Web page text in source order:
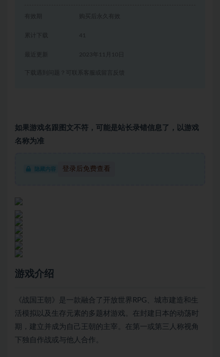
有效期 购买后永久有效
累计下载 41
2023年11月10日
下载遇到问题？可联系客服或留言反馈
如果游戏名跟图文不符，可能是站长录错信息了，以游戏
名称为准
隐藏内容 登录后免费查看
游戏介绍
《战国王朝》是一款融合了开放世界RPG、城市建造和生
活模拟以及生存元素的多题材游戏。在封建日本的动荡时
期，建立并成为自己王朝的主宰。在第一或第三人称视角
下独自作战或与他人合作。